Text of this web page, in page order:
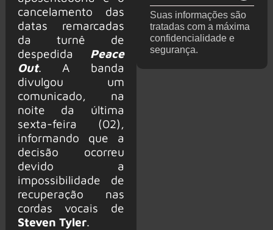
cancelamento das
datas remarcadas
da turnê de
despedida Peace
Out. A banda
divulgou um
comunicado, na
noite da última
sexta-feira (02),
informando que a
decisão ocorreu
devido a
impossibilidade de
recuperação nas
cordas vocais de
Steven Tyler.
acelerada
e line-up
completo
confirmad
Suas informações são
tratadas com a máxima
confidencialidade e
segurança.